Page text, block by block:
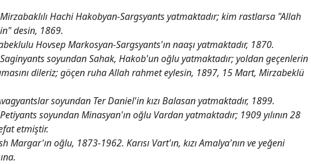
Hachi Hakobyan-Sargsyants yatmaktadır; kim rastlarsa "Allah
desin, 1869.
Hovsep Markosyan-Sargsyants'ın naaşı yatmaktadır, 1870.
soyundan Sahak, Hakob'un oğlu yatmaktadır; yoldan geçenlerin
dileriz; göçen ruha Allah rahmet eylesin, 1897, 15 Mart, Mirzabeklü
soyundan Ter Daniel'in kızı Balasan yatmaktadır, 1899.
soyundan Minasyan'ın oğlu Vardan yatmaktadır; 1909 yılının 28
etmiştir.
Margar'ın oğlu, 1873-1962. Karısı Vart'ın, kızı Amalya'nın ve yeğeni